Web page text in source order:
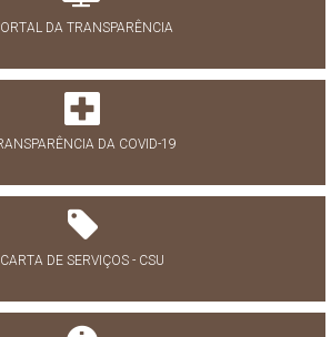
DA TRANSPARÊNCIA
DA COVID-19
CARTA DE SERVIÇOS - CSU